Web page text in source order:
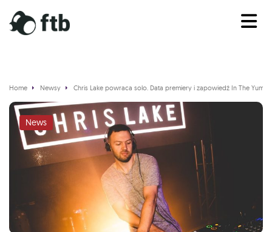
Home Newsy Chris Lake powraca solo. Data premiery i zapowiedź In The Yuma
News